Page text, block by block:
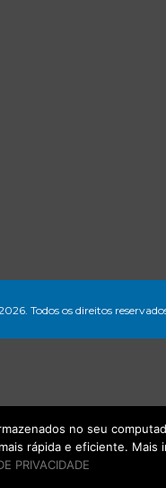
Todos os direitos
no seu
rápida e eficiente. Mais
PRIVACIDADE